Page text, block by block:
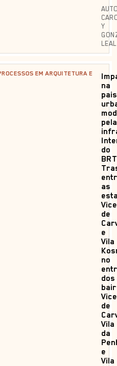
Y
LEAL
EM ARQUITETURA E
na
pela
do
BRT
as
de
e
Vila
no
dos
de
Vila
da
e
Vila